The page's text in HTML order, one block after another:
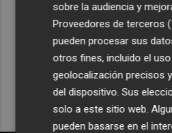
Recibe toda la
Plaza Podcast
Quiero
sobre la audiencia y
Proveedores de terceros
pueden procesar sus
otros fines, incluido el
geolocalización precisos
del dispositivo. Sus
solo a este sitio web.
pueden basarse en el